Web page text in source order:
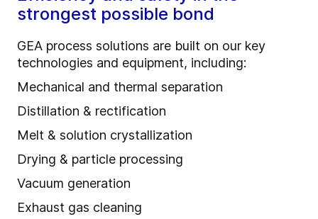
strongest possible bond
GEA process solutions are built on our key
technologies and equipment, including:
Mechanical and thermal separation
Distillation & rectification
Melt & solution crystallization
Drying & particle processing
Vacuum generation
Exhaust gas cleaning